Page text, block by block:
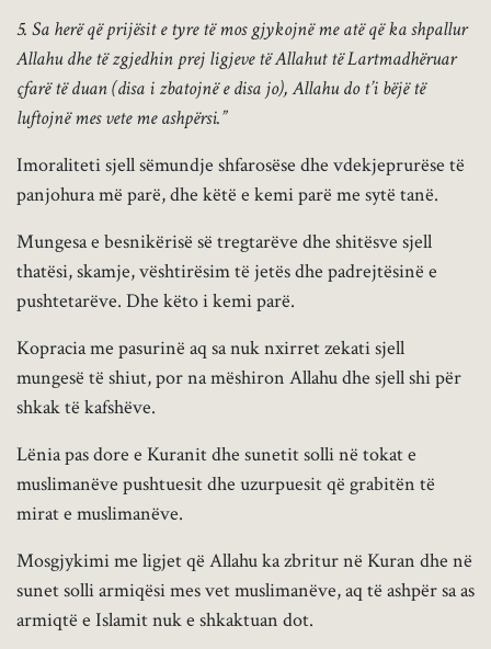
5. Sa herë që prijësit e tyre të mos gjykojnë me atë që ka shpallur
Allahu dhe të zgjedhin prej ligjeve të Allahut të Lartmadhëruar
çfarë të duan (disa i zbatojnë e disa jo), Allahu do t’i bëjë të
luftojnë mes vete me ashpërsi.”
Imoraliteti sjell sëmundje shfarosëse dhe vdekjeprurëse të
panjohura më parë, dhe këtë e kemi parë me sytë tanë.
Mungesa e besnikërisë së tregtarëve dhe shitësve sjell
thatësi, skamje, vështirësim të jetës dhe padrejtësinë e
pushtetarëve. Dhe këto i kemi parë.
Kopracia me pasurinë aq sa nuk nxirret zekati sjell
mungesë të shiut, por na mëshiron Allahu dhe sjell shi për
shkak të kafshëve.
Lënia pas dore e Kuranit dhe sunetit solli në tokat e
muslimanëve pushtuesit dhe uzurpuesit që grabitën të
mirat e muslimanëve.
Mosgjykimi me ligjet që Allahu ka zbritur në Kuran dhe në
sunet solli armiqësi mes vet muslimanëve, aq të ashpër sa as
armiqtë e Islamit nuk e shkaktuan dot.